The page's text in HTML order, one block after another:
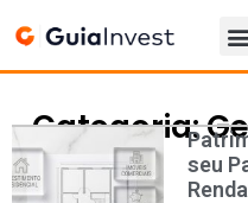
Categoria:
seu